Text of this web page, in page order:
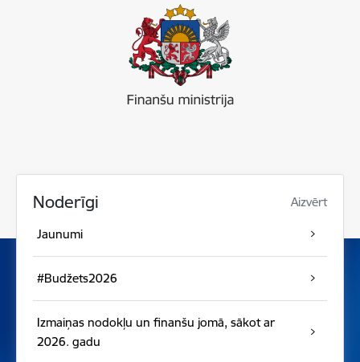
Noderīgi Aizvērt
Jaunumi
#Budžets2026
Izmaiņas nodokļu un finanšu jomā, sākot ar
2026. gadu